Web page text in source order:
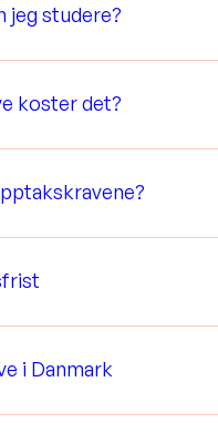
jeg studere?
koster det?
i Danmark